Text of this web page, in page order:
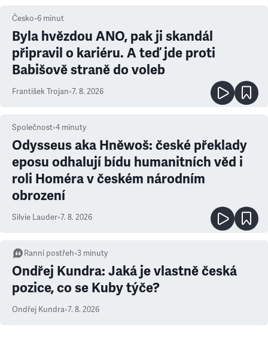
Česko•6 minut
Byla hvězdou ANO, pak ji skandál
připravil o kariéru. A teď jde proti
Babišově straně do voleb
František Trojan•7. 8. 2026
Společnost•4 minuty
Odysseus aka Hněwoš: české překlady
eposu odhalují bídu humanitních věd i
roli Homéra v českém národním
obrození
Silvie Lauder•7. 8. 2026
Ranní postřeh•3 minuty
Ondřej Kundra: Jaká je vlastně česká
pozice, co se Kuby týče?
Ondřej Kundra•7. 8. 2026